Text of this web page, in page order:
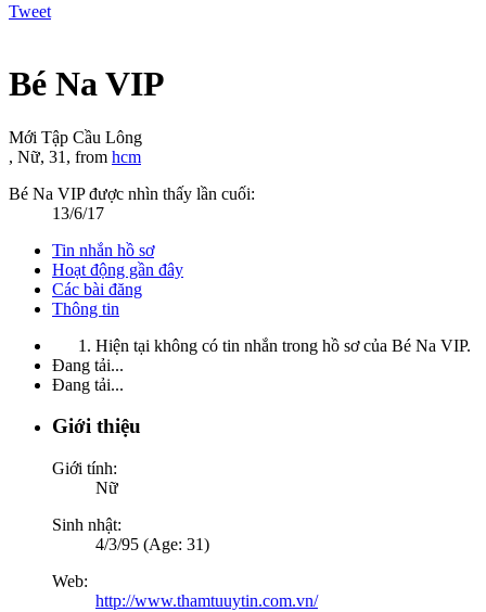
Tweet
Bé Na VIP
Mới Tập Cầu Lông
, Nữ, 31, from hcm
Bé Na VIP được nhìn thấy lần cuối:
13/6/17
Tin nhắn hồ sơ
Hoạt động gần đây
Các bài đăng
Thông tin
Hiện tại không có tin nhắn trong hồ sơ của Bé Na VIP.
Đang tải...
Đang tải...
Giới thiệu
Giới tính:
Nữ
Sinh nhật:
4/3/95 (Age: 31)
Web:
http://www.thamtuuytin.com.vn/